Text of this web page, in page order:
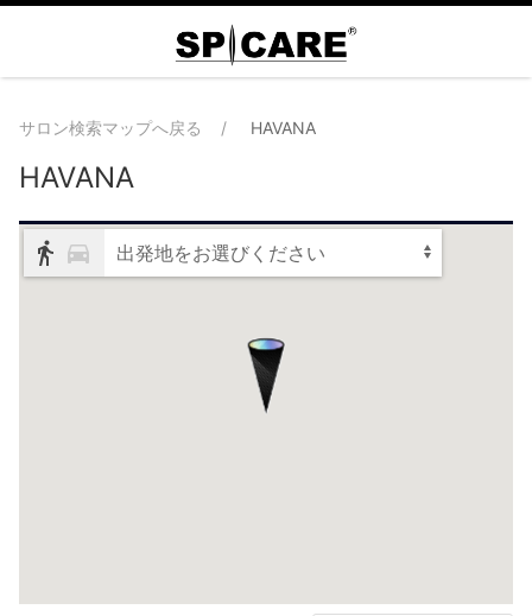
サロン検索マップへ戻る HAVANA
HAVANA
出発地をお選びください